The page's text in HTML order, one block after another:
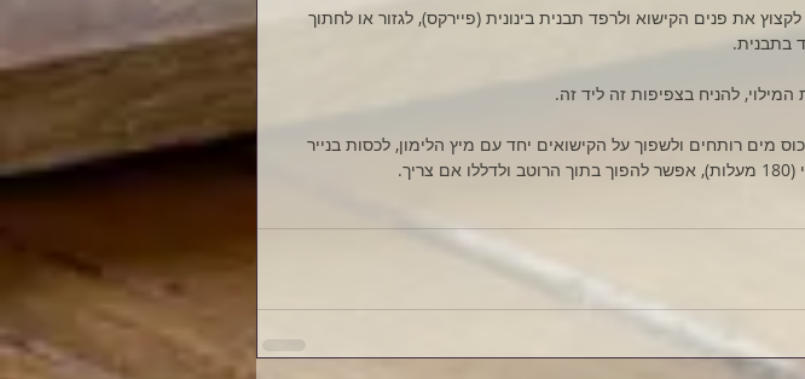
את פנים הקישוא ולרפד תבנית בינונית (פיירקס), לגזור או לחתוך
בתבנית.
מים רותחים ולשפוך על הקישואים יחד עם מיץ הלימון, לכסות בנייר